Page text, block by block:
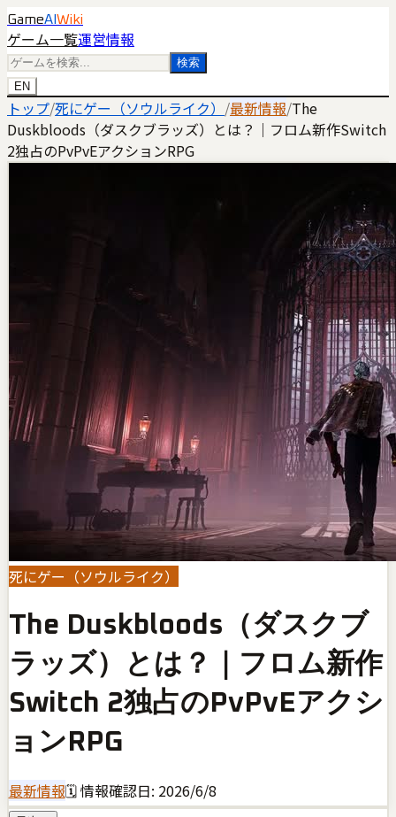
GameAI Wiki
ゲーム一覧運営情報
検索
EN
トップ/死にゲー（ソウルライク） /最新情報/The
Duskbloods（ダスクブラッズ）とは？｜フロム新作Switch
2独占のPvPvEアクションRPG
死にゲー（ソウルライク）
The Duskbloods（ダスクブ
ラッズ）とは？｜フロム新作
Switch 2独占のPvPvEアクシ
ョンRPG
最新情報🗓 情報確認日: 2026/6/8